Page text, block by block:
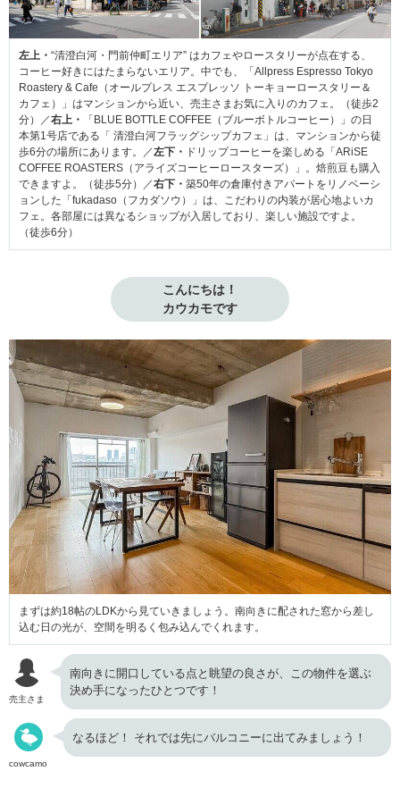
左上・ “清澄白河・門前仲町エリア” はカフェやロースタリーが点在する、
コーヒー好きにはたまらないエリア。中でも、「Allpress Espresso Tokyo
Roastery & Cafe（オールプレス エスプレッソ トーキョーロースタリー＆
カフェ）」はマンションから近い、売主さまお気に入りのカフェ。（徒歩2
分）／右上・
「BLUE BOTTLE COFFEE（ブルーボトルコーヒー）」の日
本第1号店である「 清澄白河フラッグシップカフェ」は、マンションから徒
歩6分の場所にあります。／左下・ ドリップコーヒーを楽しめる「ARiSE
COFFEE ROASTERS（アライズコーヒーロースターズ）」。焙煎豆も購入
できますよ。（徒歩5分）／右下・ 築50年の倉庫付きアパートをリノベーシ
ョンした「fukadaso（フカダソウ）」は、こだわりの内装が居心地よいカ
フェ。各部屋には異なるショップが入居しており、楽しい施設ですよ。
（徒歩6分）
こんにちは！
カウカモです
まずは約18帖のLDKから見ていきましょう。南向きに配された窓から差し
込む日の光が、空間を明るく包み込んでくれます。
売主さま
南向きに開口している点と眺望の良さが、この物件を選ぶ
決め手になったひとつです！
cowcamo
なるほど！ それでは先にバルコニーに出てみましょう！